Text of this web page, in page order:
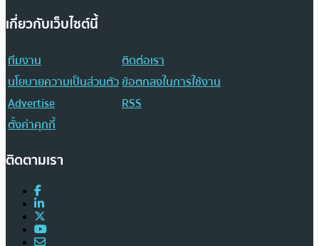
เกี่ยวกับเว็บไซต์นี้
ทีมงาน
ติดต่อเรา
นโยบายความเป็นส่วนตัวข้อตกลงในการใช้งาน
Advertise
RSS
ตั้งค่าคุกกี้
ติดตามเรา